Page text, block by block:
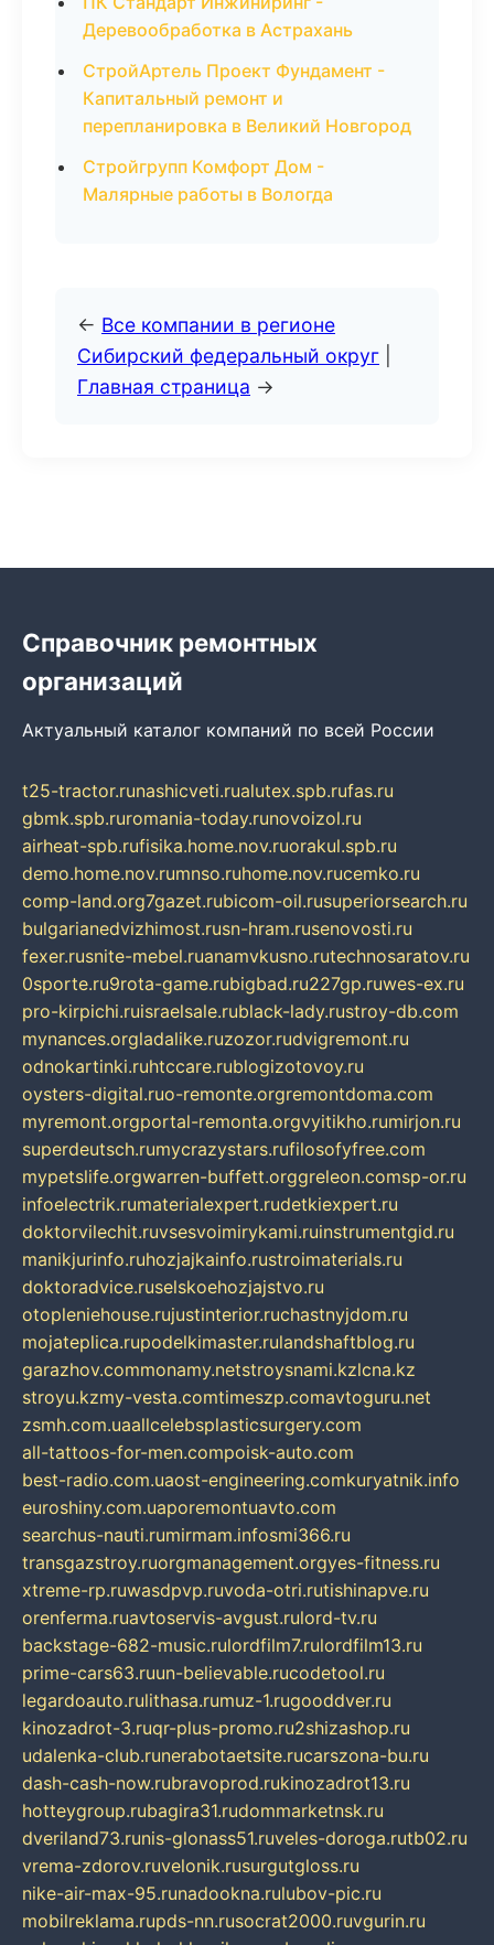
Деревообработка в Астрахань
СтройАртель Проект Фундамент -
Капитальный ремонт и
перепланировка в Великий Новгород
Стройгрупп Комфорт Дом -
Малярные работы в Вологда
← Все компании в регионе
Сибирский федеральный округ
Главная страница →
Справочник ремонтных
организаций
Актуальный каталог компаний по всей России
t25-tractor.runashicveti.rualutex.spb.rufas.ru
gbmk.spb.ruromania-today.runovoizol.ru
airheat-spb.rufisika.home.nov.ruorakul.spb.ru
demo.home.nov.rumnso.ruhome.nov.rucemko.ru
comp-land.org7gazet.rubicom-oil.rusuperiorsearch.ru
bulgarianedvizhimost.rusn-hram.rusenovosti.ru
fexer.rusnite-mebel.ruanamvkusno.rutechnosaratov.ru
0sporte.ru9rota-game.rubigbad.ru227gp.ruwes-ex.ru
pro-kirpichi.ruisraelsale.rublack-lady.rustroy-db.com
mynances.orgladalike.ruzozor.rudvigremont.ru
odnokartinki.ruhtccare.rublogizotovoy.ru
oysters-digital.ruo-remonte.orgremontdoma.com
myremont.orgportal-remonta.orgvyitikho.rumirjon.ru
superdeutsch.rumycrazystars.rufilosofyfree.com
mypetslife.orgwarren-buffett.orggreleon.comsp-or.ru
infoelectrik.rumaterialexpert.rudetkiexpert.ru
doktorvilechit.ruvsesvoimirykami.ruinstrumentgid.ru
manikjurinfo.ruhozjajkainfo.rustroimaterials.ru
doktoradvice.ruselskoehozjajstvo.ru
otopleniehouse.rujustinterior.ruchastnyjdom.ru
mojateplica.rupodelkimaster.rulandshaftblog.ru
garazhov.commonamy.netstroysnami.kzlcna.kz
stroyu.kzmy-vesta.comtimeszp.comavtoguru.net
zsmh.com.uaallcelebsplasticsurgery.com
all-tattoos-for-men.compoisk-auto.com
best-radio.com.uaost-engineering.comkuryatnik.info
euroshiny.com.uaporemontuavto.com
searchus-nauti.rumirmam.infosmi366.ru
transgazstroy.ruorgmanagement.orgyes-fitness.ru
xtreme-rp.ruwasdpvp.ruvoda-otri.rutishinapve.ru
orenferma.ruavtoservis-avgust.rulord-tv.ru
backstage-682-music.rulordfilm7.rulordfilm13.ru
prime-cars63.ruun-believable.rucodetool.ru
legardoauto.rulithasa.rumuz-1.rugooddver.ru
kinozadrot-3.ruqr-plus-promo.ru2shizashop.ru
udalenka-club.runerabotaetsite.rucarszona-bu.ru
dash-cash-now.rubravoprod.rukinozadrot13.ru
hotteygroup.rubagira31.rudommarketnsk.ru
dveriland73.runis-glonass51.ruveles-doroga.rutb02.ru
vrema-zdorov.ruvelonik.rusurgutgloss.ru
nike-air-max-95.runadookna.rulubov-pic.ru
mobilreklama.rupds-nn.rusocrat2000.ruvgurin.ru